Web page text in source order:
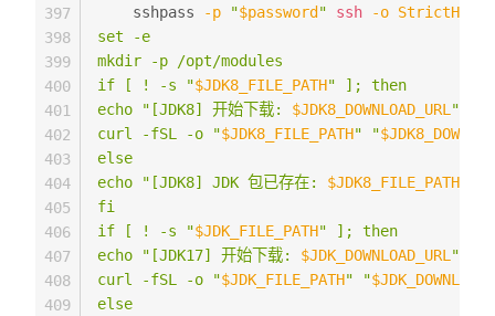
    sshpass
-p "$password " ssh -o
set -e
mkdir -p /opt/modules
if [ ! -s "$JDK8_FILE_PATH" ]; then
echo "[JDK8] 开始下载: $JDK8_DOWNLOAD_URL"
curl -fSL -o "$JDK8_FILE_PATH" "
else
echo "[JDK8] JDK 包已存在: $JDK8_FILE_PATH
fi
if [ ! -s "$JDK_FILE_PATH" ]; then
echo "[JDK17] 开始下载: $JDK_DOWNLOAD_URL"
curl -fSL -o "$JDK_FILE_PATH" "
else
397
398
399
400
401
402
403
404
405
406
407
408
409